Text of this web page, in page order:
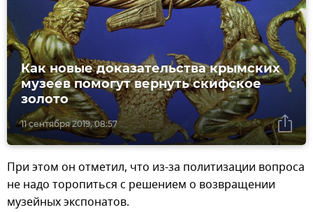
11 сентября 2019, 08:57
Как новые доказательства крымских
музеев помогут вернуть скифское
золото
При этом он отметил, что из-за политизации вопроса
не надо торопиться с решением о возвращении
музейных экспонатов.